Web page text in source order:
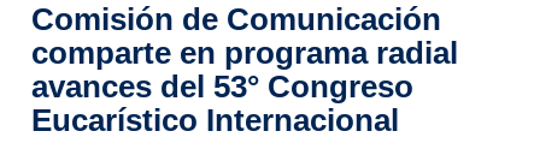
Comisión de Comunicación
comparte en programa radial
avances del 53° Congreso
Eucarístico Internacional